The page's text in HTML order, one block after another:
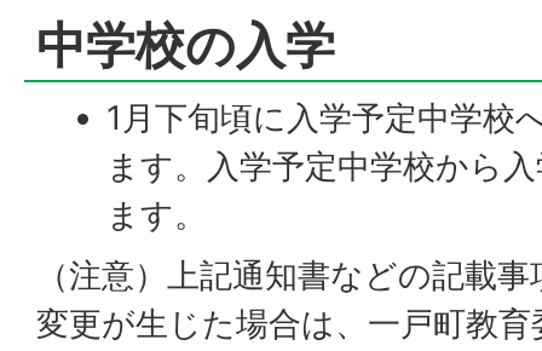
中学校の入学
1月下旬頃に入学予定中学校
ます。入学予定中学校から
ます。
（注意）上記通知書などの記載
変更が生じた場合は、一戸町教